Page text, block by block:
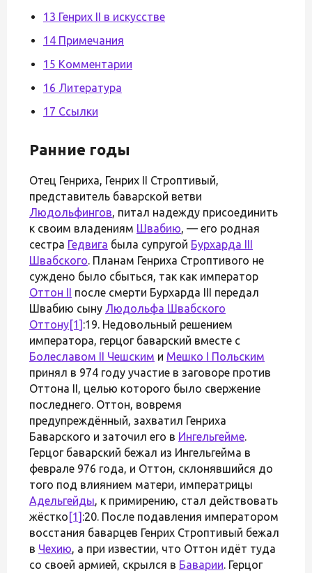
13 Генрих II в искусстве
14 Примечания
15 Комментарии
16 Литература
17 Ссылки
Ранние годы
Отец Генриха, Генрих II Строптивый,
представитель баварской ветви
Людольфингов, питал надежду присоединить
к своим владениям Швабию, — его родная
сестра Гедвига была супругой Бурхарда III
Швабского. Планам Генриха Строптивого не
суждено было сбыться, так как император
Оттон II после смерти Бурхарда III передал
Швабию сыну Людольфа Швабского
Оттону[1] :19. Недовольный решением
императора, герцог баварский вместе с
Болеславом II Чешским и Мешко I Польским
принял в 974 году участие в заговоре против
Оттона II, целью которого было свержение
последнего. Оттон, вовремя
предупреждённый, захватил Генриха
Баварского и заточил его в Ингельгейме.
Герцог баварский бежал из Ингельгейма в
феврале 976 года, и Оттон, склонявшийся до
того под влиянием матери, императрицы
Адельгейды, к примирению, стал действовать
жёстко [1] :20. После подавления императором
восстания баварцев Генрих Строптивый бежал
в Чехию, а при известии, что Оттон идёт туда
со своей армией, скрылся в Баварии. Герцог